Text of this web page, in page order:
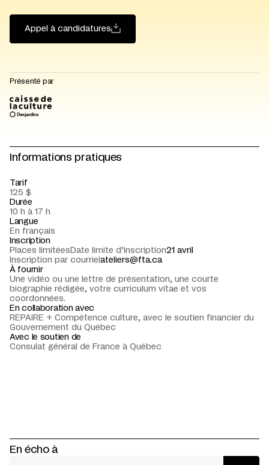
Appel à candidatures
Présenté par
Informations pratiques
Tarif
125 $
Durée
10 h à 17 h
Langue
En français
Inscription
Places limitées Date limite d’inscription21 avril
Inscription par courriel ateliers@fta.ca
À fournir
Une vidéo ou une lettre de présentation, une courte
biographie rédigée, votre curriculum vitae et vos
coordonnées.
En collaboration avec
REPAIRE + Compétence culture, avec le soutien financier du
Gouvernement du Québec
Avec le soutien de
Consulat général de France à Québec
En écho à